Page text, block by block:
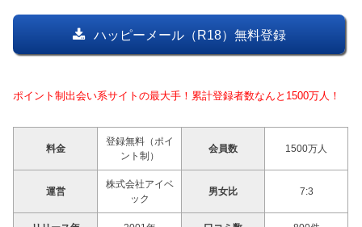
ハッピーメール（R18）無料登録
ポイント制出会い系サイトの最大手！累計登録者数なんと1500万人！
料金
登録無料（ポイ
ント制）
会員数 1500万人
運営
株式会社アイベ
ック
男女比 7:3